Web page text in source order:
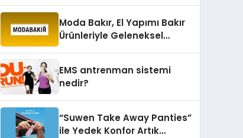
Moda Bakır, El Yapımı Bakır
Ürünleriyle Geleneksel
EMS antrenman sistemi
nedir?
“Suwen Take Away Panties”
ile Yedek Konfor Artık